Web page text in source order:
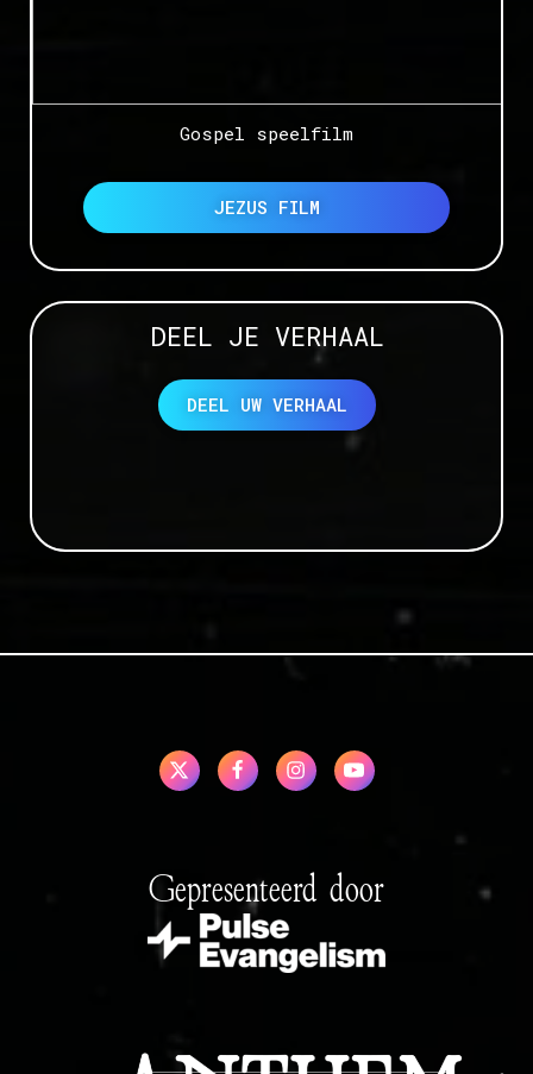
Gospel speelfilm
JEZUS FILM
DEEL JE VERHAAL
DEEL UW VERHAAL
Gepresenteerd door